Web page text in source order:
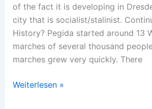
of the fact it is developing in
city that is socialist/stalinist.
History? Pegida started around 13
marches of several thousand
marches grew very quickly. There
The
Weiterlesen »